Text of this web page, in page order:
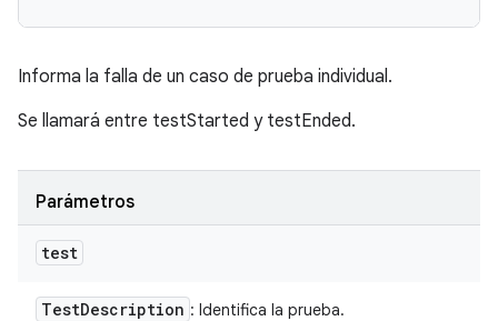
Informa la falla de un caso de prueba individual.
Se llamará entre testStarted y testEnded.
Parámetros
test
TestDescription : Identifica la prueba.